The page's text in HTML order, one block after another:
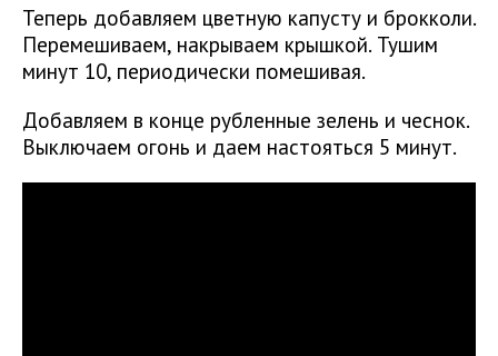
Теперь добавляем цветную капусту и брокколи.
Перемешиваем, накрываем крышкой. Тушим
минут 10, периодически помешивая.
Добавляем в конце рубленные зелень и чеснок.
Выключаем огонь и даем настояться 5 минут.